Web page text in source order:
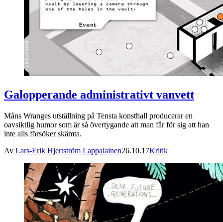
Galopperande administrativt vanvett
Måns Wranges utställning på Tensta konsthall producerar en
oavsiktlig humor som är så övertygande att man får för sig att han
inte alls försöker skämta.
Av Lars-Erik Hjertström Lappalainen26.10.17Kritik